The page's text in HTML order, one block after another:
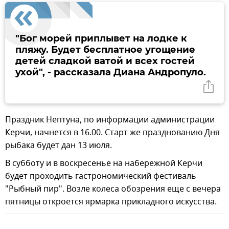
"Бог морей приплывет на лодке к
пляжу. Будет бесплатное угощение
детей сладкой ватой и всех гостей
ухой", - рассказала Диана Андропуло.
Праздник Нептуна, по информации администрации
Керчи, начнется в 16.00. Старт же празднованию Дня
рыбака будет дан 13 июля.
В субботу и в воскресенье на набережной Керчи
будет проходить гастрономический фестиваль
"Рыбный пир". Возле колеса обозрения еще с вечера
пятницы откроется ярмарка прикладного искусства.